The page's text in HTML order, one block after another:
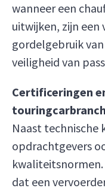
wanneer een
uitwijken, zijn
gordelgebruik
veiligheid van
Certificeringen
Naast technische
opdrachtgevers
dat een